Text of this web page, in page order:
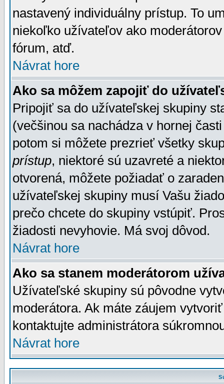
nastavený individuálny prístup. To
niekoľko užívateľov ako
fórum, atď.
Návrat hore
Ako sa môžem zapojiť do
Pripojiť sa do užívateľskej skupiny
(večšinou sa nachádza v hornej
potom si môžete prezrieť všetky
prístup, niektoré sú uzavreté a
otvorená, môžete požiadať o
užívateľskej skupiny musí Vašu
prečo chcete do skupiny vstúpiť.
žiadosti nevyhovie. Má svoj dôvod.
Návrat hore
Ako sa stanem moderátorom
Užívateľské skupiny sú pôvodne
moderátora. Ak máte záujem
kontaktujte administrátora
Návrat hore